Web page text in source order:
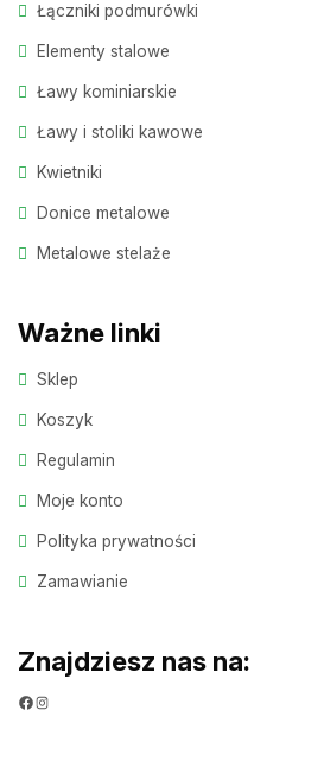
Łączniki podmurówki
Elementy stalowe
Ławy kominiarskie
Ławy i stoliki kawowe
Kwietniki
Donice metalowe
Metalowe stelaże
Ważne linki
Sklep
Koszyk
Regulamin
Moje konto
Polityka prywatności
Zamawianie
Znajdziesz nas na:
Facebook
Instagram